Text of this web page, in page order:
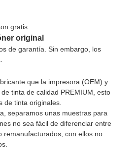
gratis.
original
de garantía. Sin embargo, los
que la impresora (OEM) y
tinta de calidad PREMIUM, esto
de tinta originales.
separamos unas muestras para
no sea fácil de diferenciar entre
remanufacturados, con ellos no